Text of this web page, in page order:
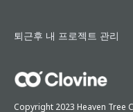
퇴근후 내 프로젝트 관리
Copyright 2023 Heaven Tree